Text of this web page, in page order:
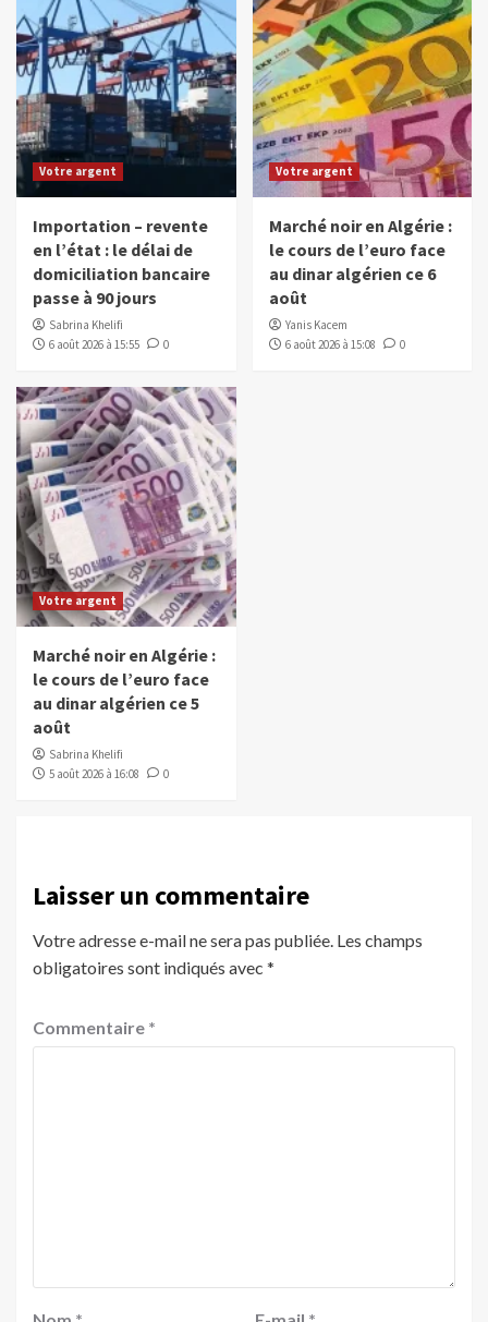
Votre argent
Importation – revente
en l’état : le délai de
domiciliation bancaire
passe à 90 jours
Sabrina Khelifi
6 août 2026 à 15:55
0
Votre argent
Marché noir en Algérie :
le cours de l’euro face
au dinar algérien ce 6
août
Yanis Kacem
6 août 2026 à 15:08
0
Votre argent
Marché noir en Algérie :
le cours de l’euro face
au dinar algérien ce 5
août
Sabrina Khelifi
5 août 2026 à 16:08
0
Laisser un commentaire
Votre adresse e-mail ne sera pas publiée. Les champs
obligatoires sont indiqués avec *
Commentaire *